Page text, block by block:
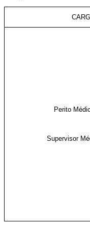
Perito
Supervisor